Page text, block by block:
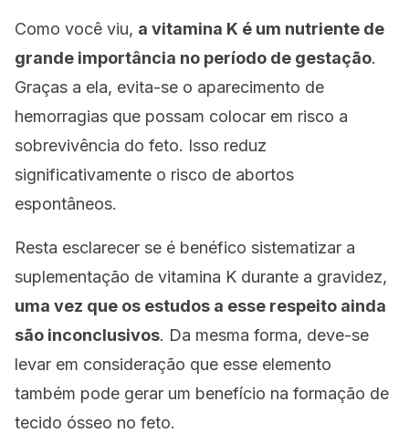
Como você viu, a vitamina K é um nutriente de
grande importância no período de gestação.
Graças a ela, evita-se o aparecimento de
hemorragias que possam colocar em risco a
sobrevivência do feto. Isso reduz
significativamente o risco de abortos
espontâneos.
Resta esclarecer se é benéfico sistematizar a
suplementação de vitamina K durante a gravidez,
uma vez que os estudos a esse respeito ainda
são inconclusivos. Da mesma forma, deve-se
levar em consideração que esse elemento
também pode gerar um benefício na formação de
tecido ósseo no feto.